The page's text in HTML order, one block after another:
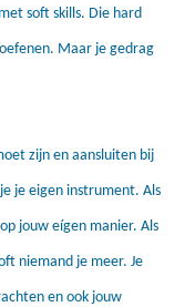
soft skills. Die hard
Maar je gedrag
zijn en aansluiten bij
je eigen instrument. Als
jouw eígen manier. Als
niemand je meer. Je
en ook jouw